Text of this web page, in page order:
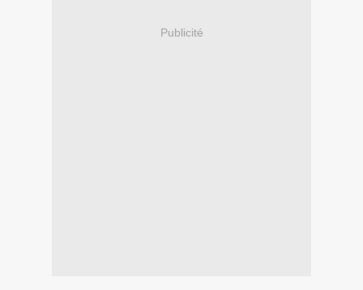
Publicité